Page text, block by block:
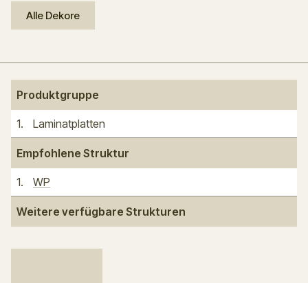
Alle Dekore
Produktgruppe
1. Laminatplatten
Empfohlene Struktur
1. WP
Weitere verfügbare Strukturen